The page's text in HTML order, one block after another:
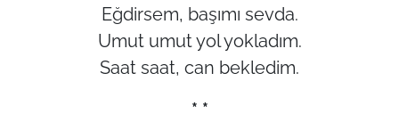
Eğdirsem, başımı sevda.
Umut umut yol yokladım.
Saat saat, can bekledim.
* *